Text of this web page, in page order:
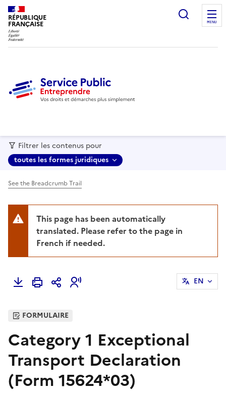
RÉPUBLIQUE
FRANÇAISE MENU
Filtrer les contenus pour
toutes les formes juridiques
See the Breadcrumb Trail
This page has been automatically
translated. Please refer to the page in
French if needed.
EN
FORMULAIRE
Category 1 Exceptional
Transport Declaration
(Form 15624*03)